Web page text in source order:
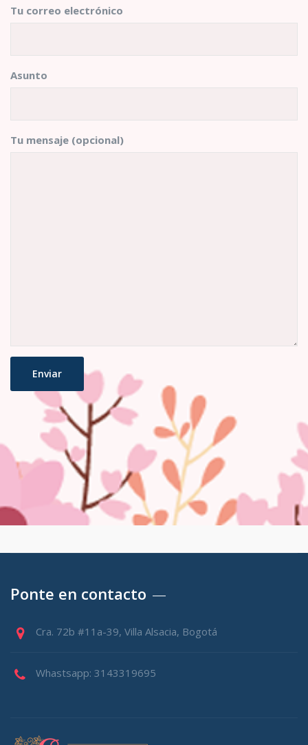
Tu correo electrónico
Asunto
Tu mensaje (opcional)
Ponte en contacto
Cra. 72b #11a-39, Villa Alsacia, Bogotá
Whastsapp: 3143319695